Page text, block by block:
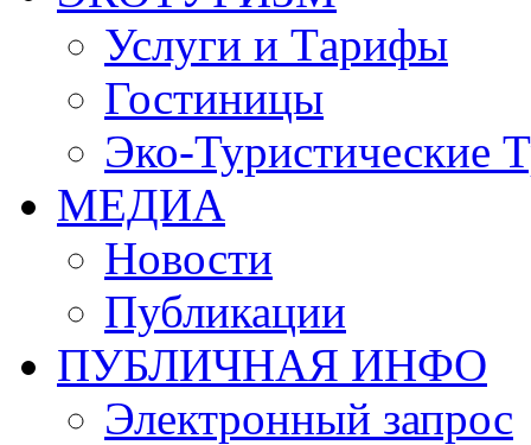
Услуги и Tарифы
Гостиницы
Эко-Туристические
МЕДИА
Новости
Публикации
ПУБЛИЧНАЯ ИНФО
Электронный запрос